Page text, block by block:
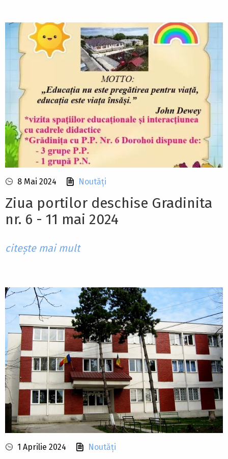
8 Mai 2024 Noutăți
Ziua portilor deschise Gradinita
nr. 6 - 11 mai 2024
citește mai mult
1 Aprilie 2024 Noutăți